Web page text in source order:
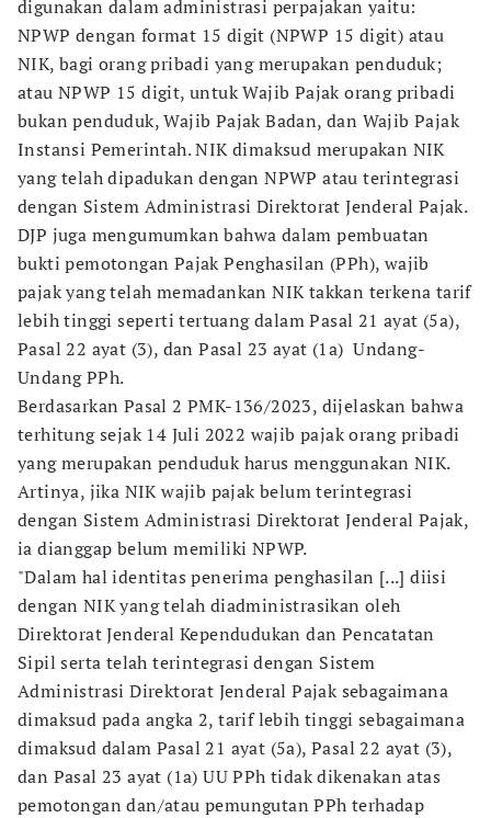
digunakan dalam administrasi perpajakan yaitu:
NPWP dengan format 15 digit (NPWP 15 digit) atau
NIK, bagi orang pribadi yang merupakan penduduk;
atau NPWP 15 digit, untuk Wajib Pajak orang pribadi
bukan penduduk, Wajib Pajak Badan, dan Wajib Pajak
Instansi Pemerintah. NIK dimaksud merupakan NIK
yang telah dipadukan dengan NPWP atau terintegrasi
dengan Sistem Administrasi Direktorat Jenderal Pajak.
DJP juga mengumumkan bahwa dalam pembuatan
bukti pemotongan Pajak Penghasilan (PPh), wajib
pajak yang telah memadankan NIK takkan terkena tarif
lebih tinggi seperti tertuang dalam Pasal 21 ayat (5a),
Pasal 22 ayat (3), dan Pasal 23 ayat (1a) Undang-
Undang PPh.
Berdasarkan Pasal 2 PMK-136/2023, dijelaskan bahwa
terhitung sejak 14 Juli 2022 wajib pajak orang pribadi
yang merupakan penduduk harus menggunakan NIK.
Artinya, jika NIK wajib pajak belum terintegrasi
dengan Sistem Administrasi Direktorat Jenderal Pajak,
ia dianggap belum memiliki NPWP.
"Dalam hal identitas penerima penghasilan [...] diisi
dengan NIK yang telah diadministrasikan oleh
Direktorat Jenderal Kependudukan dan Pencatatan
Sipil serta telah terintegrasi dengan Sistem
Administrasi Direktorat Jenderal Pajak sebagaimana
dimaksud pada angka 2, tarif lebih tinggi sebagaimana
dimaksud dalam Pasal 21 ayat (5a), Pasal 22 ayat (3),
dan Pasal 23 ayat (1a) UU PPh tidak dikenakan atas
pemotongan dan/atau pemungutan PPh terhadap